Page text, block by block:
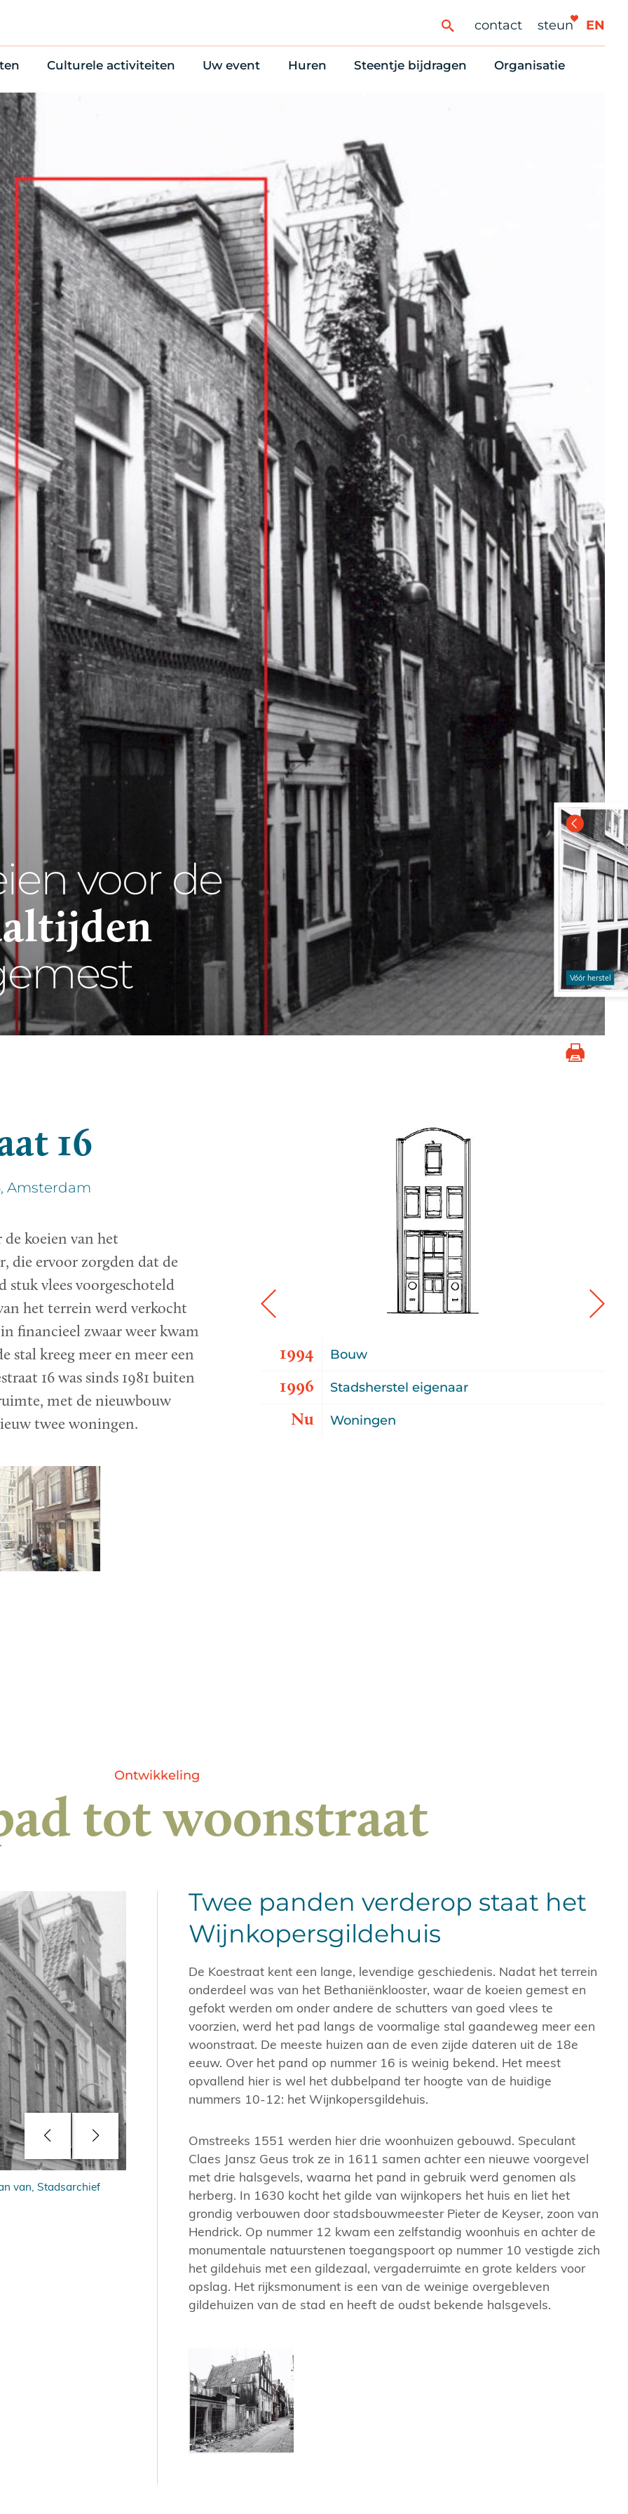
contact steun EN
Culturele activiteiten
Online activiteiten
Uw event
Congres en vergadering
Diner en receptie
Cultuur
Trouwen
Huren
Bedrijfsruimten
Onderhoudsmeldingen en huurvragen
Steentje bijdragen
Onze Vrienden
Vriendennieuws
Schenken, nalaten en ANBI
6 redenen om mee te doen
Organisatie
voor de
16
Amsterdam
koeien van het
die ervoor zorgden dat de
stuk vlees voorgeschoteld
het terrein werd verkocht
financieel zwaar weer kwam
stal kreeg meer en meer een
16 was sinds 1981 buiten
met de nieuwbouw
twee woningen.
1994 Bouw
1996 Stadsherstel eigenaar
Nu Woningen
Ontwikkeling
tot woonstraat
van, Stadsarchief
Koestraat 20-16 enz. (v.l.n.r.); op de voorgrond links sloop nummers 30-36 in 1988.
Foto: Gool, Han van, Stadsarchief Amsterdam.
Koestraat 12-18
Amsterdam.
Twee panden verderop staat het
Wijnkopersgildehuis
De Koestraat kent een lange, levendige geschiedenis. Nadat het terrein
onderdeel was van het Bethaniënklooster, waar de koeien gemest en
gefokt werden om onder andere de schutters van goed vlees te
voorzien, werd het pad langs de voormalige stal gaandeweg meer een
woonstraat. De meeste huizen aan de even zijde dateren uit de 18e
eeuw. Over het pand op nummer 16 is weinig bekend. Het meest
opvallend hier is wel het dubbelpand ter hoogte van de huidige
nummers 10-12: het Wijnkopersgildehuis.
Omstreeks 1551 werden hier drie woonhuizen gebouwd. Speculant
Claes Jansz Geus trok ze in 1611 samen achter een nieuwe voorgevel
met drie halsgevels, waarna het pand in gebruik werd genomen als
herberg. In 1630 kocht het gilde van wijnkopers het huis en liet het
grondig verbouwen door stadsbouwmeester Pieter de Keyser, zoon van
Hendrick. Op nummer 12 kwam een zelfstandig woonhuis en achter de
monumentale natuurstenen toegangspoort op nummer 10 vestigde zich
het gildehuis met een gildezaal, vergaderruimte en grote kelders voor
opslag. Het rijksmonument is een van de weinige overgebleven
gildehuizen van de stad en heeft de oudst bekende halsgevels.